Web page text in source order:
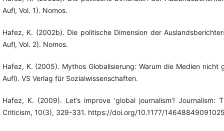
Aufl, Vol. 1). Nomos.
Hafez, K. (2002b). Die politische Dimension der
Aufl, Vol. 2). Nomos.
Hafez, K. (2005). Mythos Globalisierung: Warum die Medien nicht
Aufl). VS Verlag für Sozialwissenschaften.
Hafez, K. (2009). Let’s improve 'global journalism’! Journalism:
Criticism, 10(3), 329-331. https://doi.org/10.1177/